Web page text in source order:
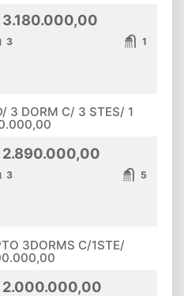
3.180.000,00
3 1
3 DORM C/ 3 STES/ 1
2.890.000,00
3 5
3DORMS C/1STE/
2.000.000,00